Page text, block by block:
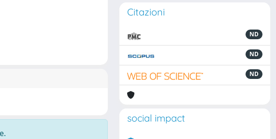
Citazioni
ND
ND
ND
social impact